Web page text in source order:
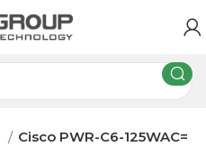
Cisco PWR-C6-125WAC=